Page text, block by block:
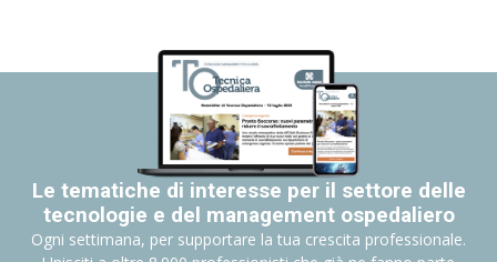
Le tematiche di interesse per il settore delle
tecnologie e del management ospedaliero
Ogni settimana, per supportare la tua crescita professionale.